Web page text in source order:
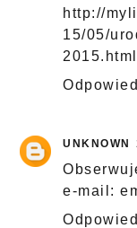
http://
15/05/
2015.html
UNKNOWN
e-mail: